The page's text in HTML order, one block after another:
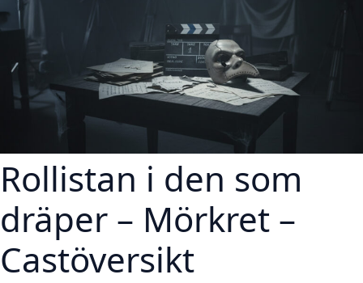
Rollistan i den som
dräper – Mörkret –
Castöversikt